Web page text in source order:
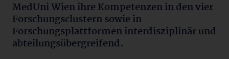
MedUni Wien ihre Kompetenzen in den vier
Forschungsclustern sowie in
Forschungsplattformen interdisziplinär und
abteilungsübergreifend.